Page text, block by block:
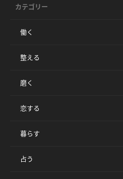
カテゴリー
働く
整える
磨く
恋する
暮らす
占う